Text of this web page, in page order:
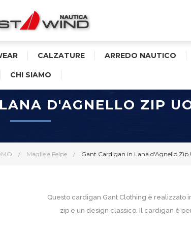
CALZATURE ARREDO NAUTICO
CHI SIAMO
/ Maglie e Felpe / Gant Cardigan in Lana d'Agnello Zip
D'AGNELLO ZIP
Questo cardigan Gant Clothing è realizzato
zip e un design classico. Il cardigan è